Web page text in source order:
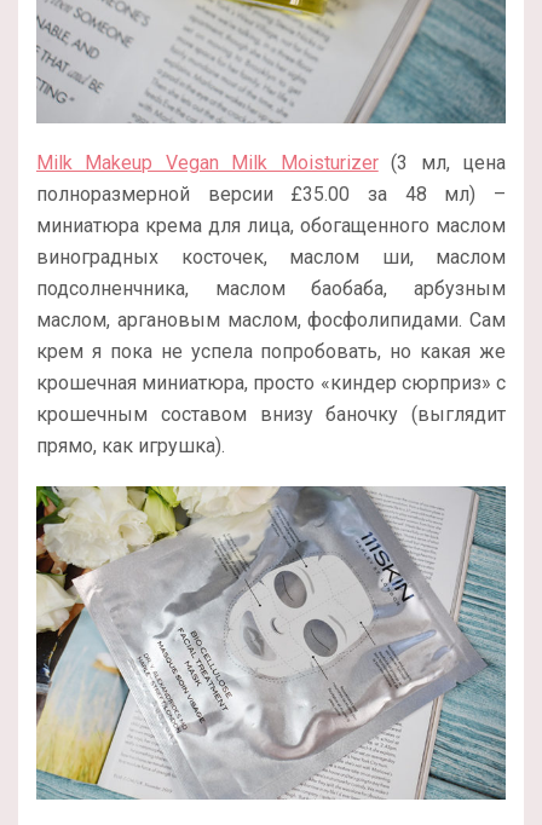
Milk Makeup Vegan Milk Moisturizer(3 мл, цена
полноразмерной версии £35.00 за 48 мл) –
миниатюра крема для лица, обогащенного маслом
виноградных косточек, маслом ши, маслом
подсолненчника, маслом баобаба, арбузным
маслом, аргановым маслом, фосфолипидами. Сам
крем я пока не успела попробовать, но какая же
крошечная миниатюра, просто «киндер сюрприз» с
крошечным составом внизу баночку (выглядит
прямо, как игрушка).